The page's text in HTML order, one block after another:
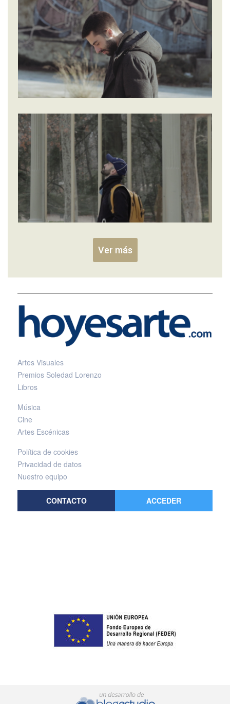
Ver más
Artes Visuales
Premios Soledad Lorenzo
Libros
Música
Cine
Artes Escénicas
Política de cookies
Privacidad de datos
Nuestro equipo
CONTACTO ACCEDER